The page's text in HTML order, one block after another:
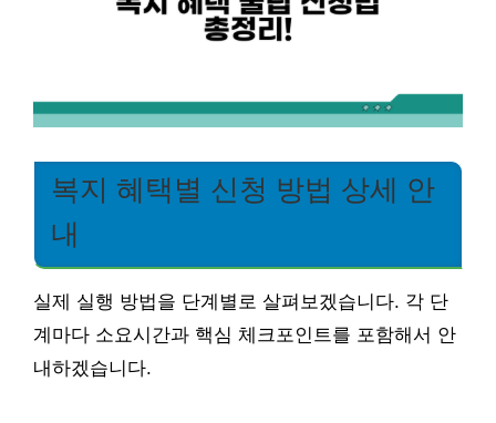
복지 혜택별 신청 방법 상세 안
내
실제 실행 방법을 단계별로 살펴보겠습니다. 각 단
계마다 소요시간과 핵심 체크포인트를 포함해서 안
내하겠습니다.